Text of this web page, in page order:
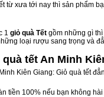
từ xưa tới nay thì sản phẩm
1 giỏ quà Tết gồm những gì
loại rượu sang trọng và
quà tết An Minh
Kiên Giang: Giỏ quà tết
tiền 100% nếu bạn không hài